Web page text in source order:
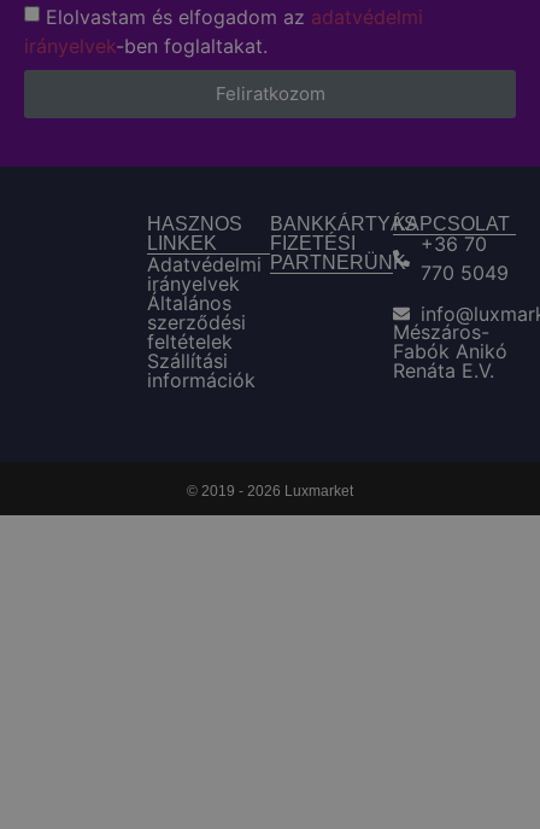
Elolvastam és elfogadom az adatvédelmi
irányelvek-ben foglaltakat.
Feliratkozom
HASZNOS
LINKEK
Adatvédelmi
irányelvek
Általános
szerződési
feltételek
Szállítási
információk
BANKKÁRTYÁS
FIZETÉSI
PARTNERÜNK
KAPCSOLAT
+36 70
770 5049
Mészáros-
Fabók Anikó
Renáta E.V.
© 2019 - 2026 Luxmarket